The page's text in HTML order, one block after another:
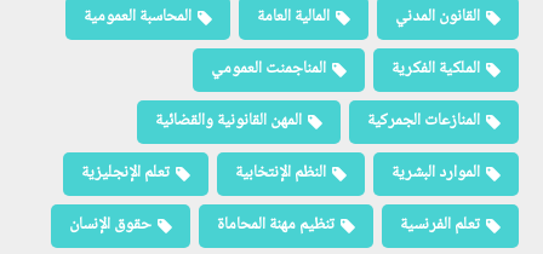
القانون المدني
المالية العامة
المحاسبة العمومية
الملكية الفكرية
المناجمنت العمومي
المنازعات الجمركية
المهن القانونية والقضائية
الموارد البشرية
النظم الإنتخابية
تعلم الإنجليزية
تعلم الفرنسية
تنظيم مهنة المحاماة حقوق الإنسان